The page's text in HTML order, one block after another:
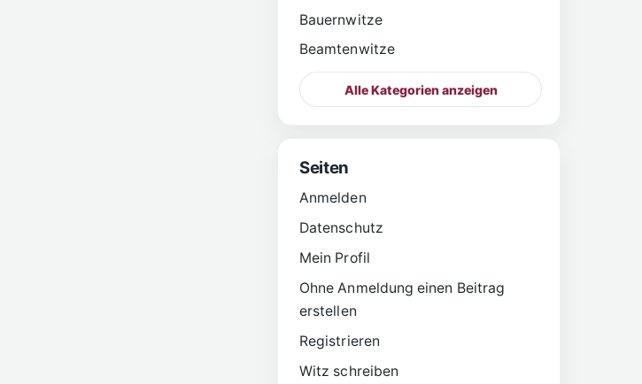
Bauernwitze
Beamtenwitze
Alle Kategorien anzeigen
Seiten
Anmelden
Datenschutz
Mein Profil
Ohne Anmeldung einen Beitrag
erstellen
Registrieren
Witz schreiben